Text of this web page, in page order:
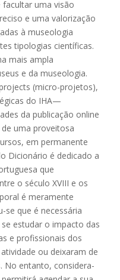
uma visão
e uma valorização
à museologia
tipologias científicas.
mais ampla
e da museologia.
(micro-projetos),
do IHA—
da publicação online
uma proveitosa
em permanente
Dicionário é dedicado a
que
o século XVIII e os
é meramente
se que é necessária
estudar o impacto das
e profissionais dos
ou deixaram de
No entanto, considera-